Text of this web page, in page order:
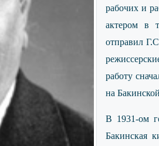
рабочих и
актером в
отправил
работу
на
В 1931-ом
Бакинская